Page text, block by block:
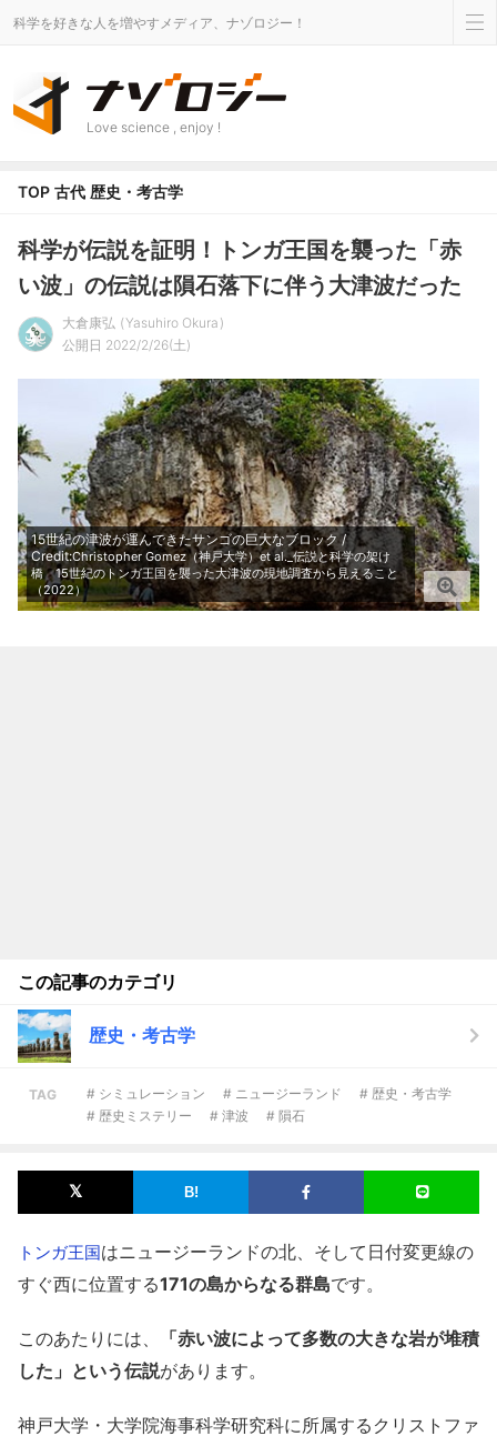
科学を好きな人を増やすメディア、ナゾロジー！
Love science , enjoy !
TOP 古代 歴史・考古学
科学が伝説を証明！トンガ王国を襲った「赤
い波」の伝説は隕石落下に伴う大津波だった
大倉康弘
Yasuhiro Okura
公開日 2022/2/26(土)
15世紀の津波が運んできたサンゴの巨大なブロック /
Credit:Christopher Gomez（神戸大学）et al._伝説と科学の架け
橋 15世紀のトンガ王国を襲った大津波の現地調査から見えること
（2022）
この記事のカテゴリ
歴史・考古学
TAG # シミュレーション # ニュージーランド
# 歴史・考古学
# 歴史ミステリー
# 津波 # 隕石
トンガ王国はニュージーランドの北、そして日付変更線の
すぐ西に位置する171の島からなる群島です。
このあたりには、
「赤い波によって多数の大きな岩が堆積
した」という伝説があります。
神戸大学・大学院海事科学研究科に所属するクリストファ